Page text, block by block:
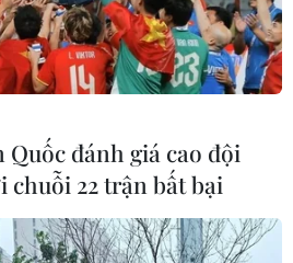
dự án trọng
chế cháy
Núi Bromo
đánh giá cao đội
chuỗi 22 trận bất bại